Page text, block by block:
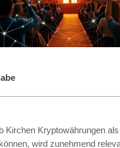
Kirchen Kryptowährungen
wird zunehmend